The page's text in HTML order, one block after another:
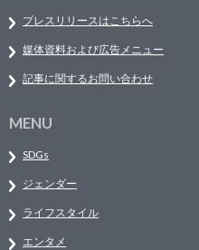
プレスリリースはこちらへ
媒体資料および広告メニュー
記事に関するお問い合わせ
MENU
SDGs
ジェンダー
ライフスタイル
エンタメ